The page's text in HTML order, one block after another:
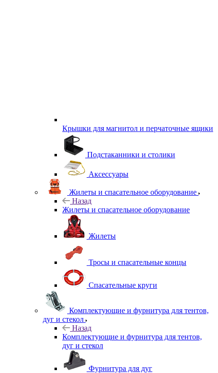
Крышки для магнитол и перчаточные ящики
Подстаканники и столики
Аксессуары
Жилеты и спасательное оборудование
Назад
Жилеты и спасательное оборудование
Жилеты
Тросы и спасательные концы
Спасательные круги
Комплектующие и фурнитура для тентов,
дуг и стекол
Назад
Комплектующие и фурнитура для тентов,
дуг и стекол
Фурнитура для дуг